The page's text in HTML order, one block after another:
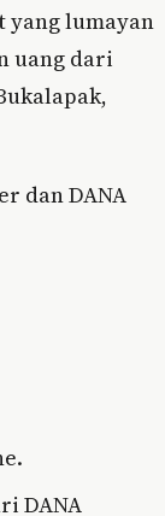
yang lumayan
uang dari
dan DANA
DANA